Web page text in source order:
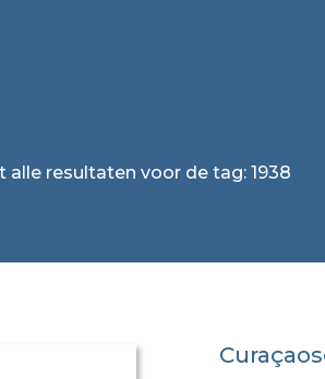
alle resultaten voor de tag: 1938